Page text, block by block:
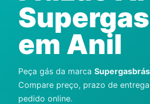
Cadastre-se
emAnil
Peça gás da marca Supergasbrás
Compare preço, prazo de
pedido online.